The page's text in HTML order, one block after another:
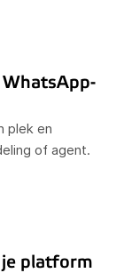
plek en
of agent.
platform